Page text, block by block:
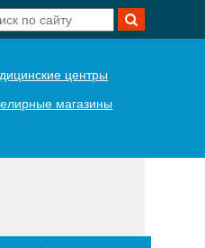
центры
магазины